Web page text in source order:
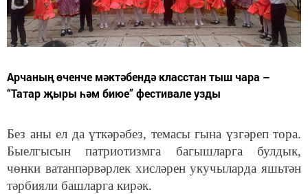
Арчаның өченче мәктәбендә класстан тыш чара –
“Татар җыры һәм биюе” фестивале узды
Без аны ел да үткәрәбез, темасы гына үзгәреп тора.
Быелгысын патриотизмга багышларга булдык,
чөнки ватанпәрвәрлек хисләрен укучыларда яшьтән
тәрбияли башларга кирәк.